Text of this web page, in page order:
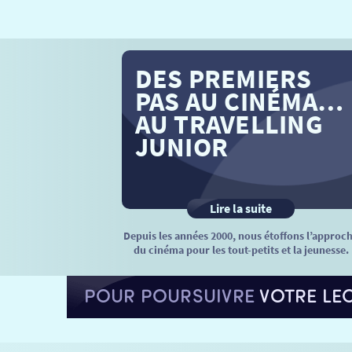
DES PREMIERS
PAS AU CINÉMA…
AU TRAVELLING
JUNIOR
Lire la suite
Depuis les années 2000, nous étoffons
du cinéma pour les tout-petits et la jeunesse.
POUR POURSUIVREVOTRE